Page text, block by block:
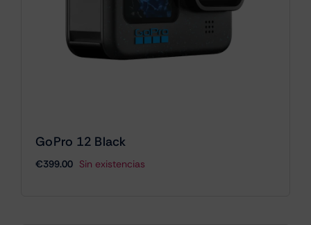
GoPro 12 Black
€399.00 Sin existencias